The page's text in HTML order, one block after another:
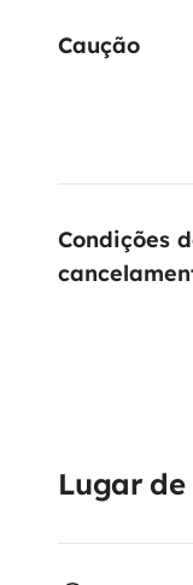
Caução
Condições
Lugar